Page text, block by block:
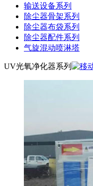
输送设备系列
除尘器骨架系列
除尘器布袋系列
除尘器配件系列
气旋混动喷淋塔
UV光氧净化器系列